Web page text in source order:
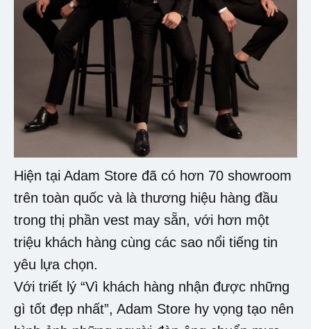
Hiện tại Adam Store đã có hơn 70 showroom
trên toàn quốc và là thương hiệu hàng đầu
trong thị phần vest may sẵn, với hơn một
triệu khách hàng cùng các sao nổi tiếng tin
yêu lựa chọn.
Với triết lý “Vì khách hàng nhận được những
gì tốt đẹp nhất”, Adam Store hy vọng tạo nên